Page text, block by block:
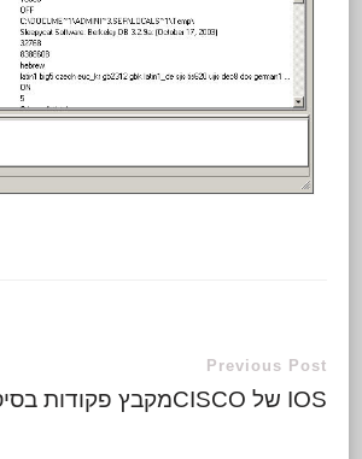
Previous Post
IOS של CISCOמקבץ פקודות בסיסיות ל-